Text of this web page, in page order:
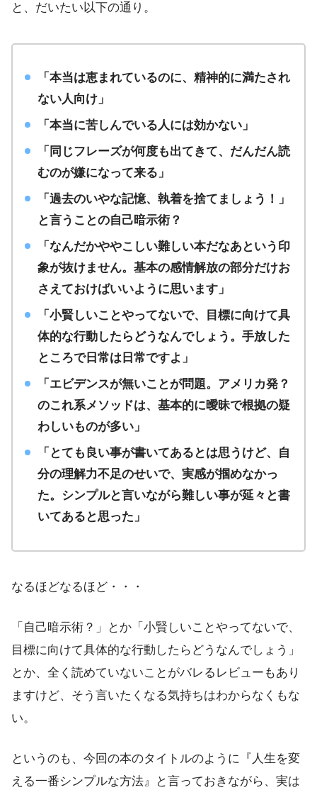
と、だいたい以下の通り。
「本当は恵まれているのに、精神的に満たされ
ない人向け」
「本当に苦しんでいる人には効かない」
「同じフレーズが何度も出てきて、だんだん読
むのが嫌になって来る」
「過去のいやな記憶、執着を捨てましょう！」
と言うことの自己暗示術？
「なんだかややこしい難しい本だなあという印
象が抜けません。基本の感情解放の部分だけお
さえておけばいいように思います」
「小賢しいことやってないで、目標に向けて具
体的な行動したらどうなんでしょう。手放した
ところで日常は日常ですよ」
「エビデンスが無いことが問題。アメリカ発？
のこれ系メソッドは、基本的に曖昧で根拠の疑
わしいものが多い」
「とても良い事が書いてあるとは思うけど、自
分の理解力不足のせいで、実感が掴めなかっ
た。シンプルと言いながら難しい事が延々と書
いてあると思った」
なるほどなるほど・・・
「自己暗示術？」とか「小賢しいことやってないで、
目標に向けて具体的な行動したらどうなんでしょう」
とか、全く読めていないことがバレるレビューもあり
ますけど、そう言いたくなる気持ちはわからなくもな
い。
というのも、今回の本のタイトルのように『人生を変
える一番シンプルな方法』と言っておきながら、実は